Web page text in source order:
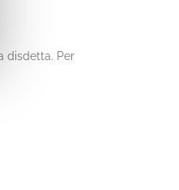
disdetta. Per